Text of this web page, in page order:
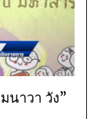
นาวา วัง”